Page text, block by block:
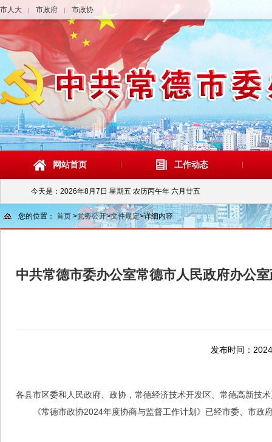
市人大 | 市政府 | 市政协
网站首页 工作动态
今天是： 2026年8月7日 星期五 农历丙午年 六月廿五
您的位置： 首页 >党务公开>文件规定>详细内容
中共常德市委办公室常德市人民政府办公
发布时间：
各县市区委和人民政府、政协，常德经济技术开发区、常德高新技
《常德市政协2024年度协商与监督工作计划》已经市委、市